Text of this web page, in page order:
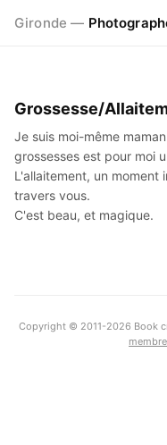
Gironde —
Grossesse/
Je suis moi-même
grossesses est pour moi
L'allaitement, un moment
travers vous.
C'est beau, et magique.
Copyright © 2011-2026 Book
membre